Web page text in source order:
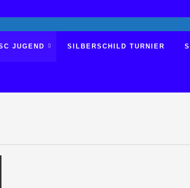
JUGEND SILBERSCHILD TURNIER